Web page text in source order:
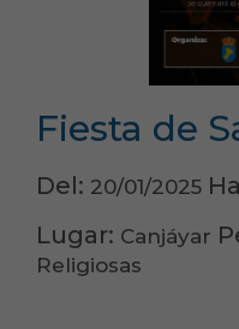
Fiesta de
Del: 20/01/2025
Lugar: Canjáyar
Religiosas